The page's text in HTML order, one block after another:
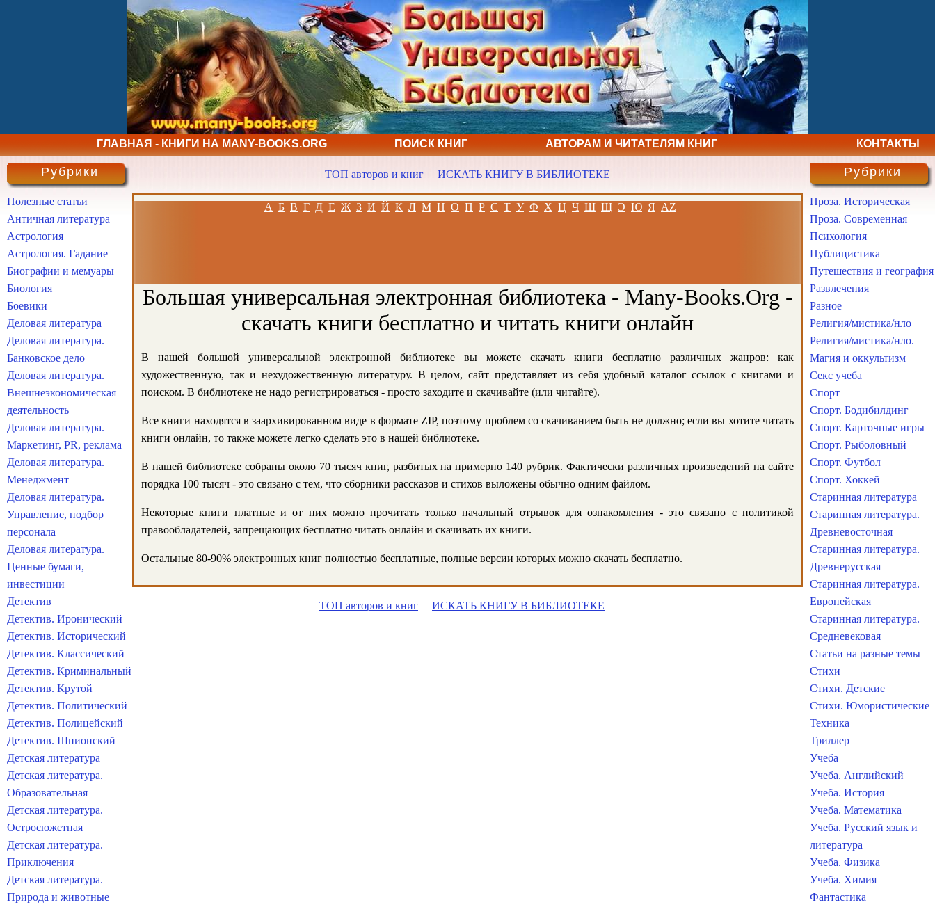
ГЛАВНАЯ - КНИГИ НА MANY-BOOKS.ORG ПОИСК КНИГ АВТОРАМ И ЧИТАТЕЛЯМ КНИГ КОНТАКТЫ
ТОП авторов и книг ИСКАТЬ КНИГУ В БИБЛИОТЕКЕ
А Б В Г Д Е Ж З И Й К Л М Н О П Р С Т У Ф Х Ц Ч Ш Щ Э Ю Я AZ
Большая универсальная электронная библиотека - Many-Books.Org -
скачать книги бесплатно и читать книги онлайн
В нашей большой универсальной электронной библиотеке вы можете скачать книги бесплатно различных жанров: как
художественную, так и нехудожественную литературу. В целом, сайт представляет из себя удобный каталог ссылок с книгами и
поиском. В библиотеке не надо регистрироваться - просто заходите и скачивайте (или читайте).
Все книги находятся в заархивированном виде в формате ZIP, поэтому проблем со скачиванием быть не должно; если вы хотите читать
книги онлайн, то также можете легко сделать это в нашей библиотеке.
В нашей библиотеке собраны около 70 тысяч книг, разбитых на примерно 140 рубрик. Фактически различных произведений на сайте
порядка 100 тысяч - это связано с тем, что сборники рассказов и стихов выложены обычно одним файлом.
Некоторые книги платные и от них можно прочитать только начальный отрывок для ознакомления - это связано с политикой
правообладателей, запрещающих бесплатно читать онлайн и скачивать их книги.
Остальные 80-90% электронных книг полностью бесплатные, полные версии которых можно скачать бесплатно.
ТОП авторов и книг ИСКАТЬ КНИГУ В БИБЛИОТЕКЕ
Рубрики
Полезные статьи
Античная литература
Астрология
Астрология. Гадание
Биографии и мемуары
Биология
Боевики
Деловая литература
Деловая литература.
Банковское дело
Деловая литература.
Внешнеэкономическая
деятельность
Деловая литература.
Маркетинг, PR, реклама
Деловая литература.
Менеджмент
Деловая литература.
Управление, подбор
персонала
Деловая литература.
Ценные бумаги,
инвестиции
Детектив
Детектив. Иронический
Детектив. Исторический
Детектив. Классический
Детектив. Криминальный
Детектив. Крутой
Детектив. Политический
Детектив. Полицейский
Детектив. Шпионский
Детская литература
Детская литература.
Образовательная
Детская литература.
Остросюжетная
Детская литература.
Приключения
Детская литература.
Природа и животные
Рубрики
Проза. Историческая
Проза. Современная
Психология
Публицистика
Путешествия и география
Развлечения
Разное
Религия/мистика/нло
Религия/мистика/нло.
Магия и оккультизм
Секс учеба
Спорт
Спорт. Бодибилдинг
Спорт. Карточные игры
Спорт. Рыболовный
Спорт. Футбол
Спорт. Хоккей
Старинная литература
Старинная литература.
Древневосточная
Старинная литература.
Древнерусская
Старинная литература.
Европейская
Старинная литература.
Средневековая
Статьи на разные темы
Стихи
Стихи. Детские
Стихи. Юмористические
Техника
Триллер
Учеба
Учеба. Английский
Учеба. История
Учеба. Математика
Учеба. Русский язык и
литература
Учеба. Физика
Учеба. Химия
Фантастика